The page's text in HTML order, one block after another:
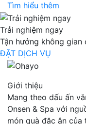
Tìm hiểu thêm
Trải nghiệm ngay
Tận hưởng không
ĐẶT DỊCH VỤ
Giới thiệu
Mang theo dấu ấn
Onsen & Spa với
món quà đặc ân